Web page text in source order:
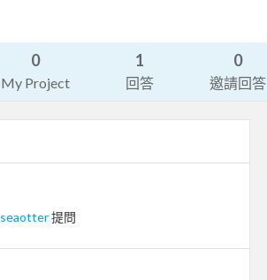
0
My Project
1
回答
0
邀請回答
seaotter提問